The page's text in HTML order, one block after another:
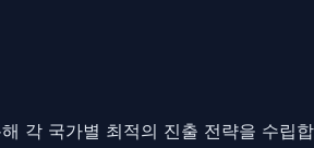
각 국가별 최적의 진출 전략을 수립